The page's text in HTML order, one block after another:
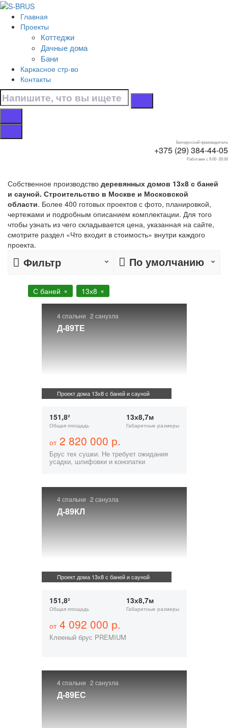
Перейти к контенту
Главная
Проекты
Коттеджи
Дачные дома
Бани
Каркасное стр-во
Контакты
Белорусский производитель
+375 (29) 384-44-05
Работаем с 9.00 -20.00
Главная
С баней и сауной
13х8
Дома 13х8 с баней и
сауной
Собственное производство деревянных домов 13х8 с баней
и сауной. Строительство в Москве и Московской
области. Более 400 готовых проектов с фото, планировкой,
чертежами и подробным описанием комплектации. Для того
чтобы узнать из чего складывается цена, указанная на сайте,
смотрите раздел «Что входит в стоимость» внутри каждого
проекта.
Фильтр По умолчанию
С баней 13х8
4 спальни 2 санузла
Д-89ТЕ
Проект дома 13х8 с баней и сауной
151,8²
Общая площадь
13х8,7м
Габаритные размеры
от2 820 000 р.
Брус тех сушки. Не требует ожидания
усадки, шлифовки и конопатки
4 спальни 2 санузла
Д-89КЛ
Проект дома 13х8 с баней и сауной
151,8²
Общая площадь
13х8,7м
Габаритные размеры
от4 092 000 р.
Клееный брус PREMIUM
4 спальни 2 санузла
Д-89ЕС